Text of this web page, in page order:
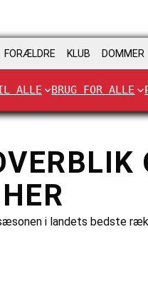
FORÆLDRE KLUB DOMMER
ALLE BRUG FOR ALLE
i landets bedste